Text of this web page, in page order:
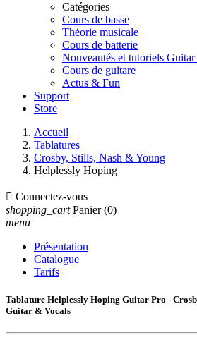
Catégories
Cours de basse
Théorie musicale
Cours de batterie
Nouveautés et tutoriels Guitar
Cours de guitare
Actus & Fun
Support
Store
Accueil
Tablatures
Crosby, Stills, Nash & Young
Helplessly Hoping
 Connectez-vous
shopping_cart Panier (0)
menu
Présentation
Catalogue
Tarifs
Tablature Helplessly Hoping Guitar Pro -
Guitar & Vocals